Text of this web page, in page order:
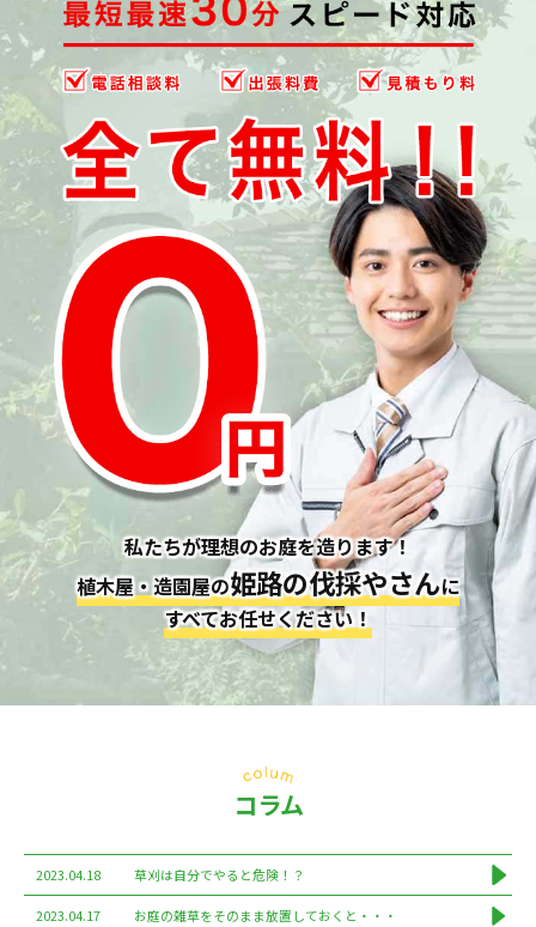
私たちが理想のお庭を造ります！
植木屋・造園屋の姫路の伐採やさんに
すべてお任せください！
コラム
2023.04.18 草刈は自分でやると危険！？
2023.04.17 お庭の雑草をそのまま放置しておくと・・・